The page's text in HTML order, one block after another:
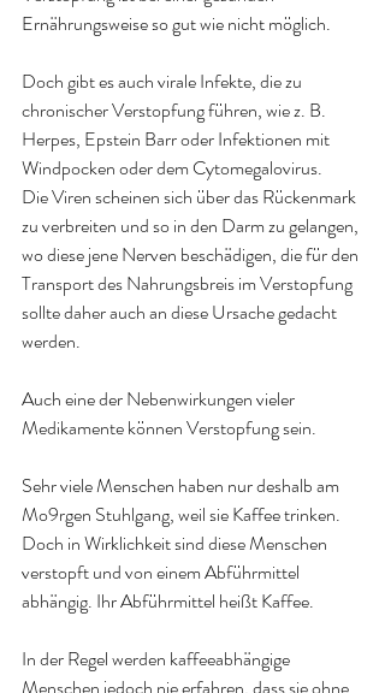
Ernährungsweise so gut wie nicht möglich.
Doch gibt es auch virale Infekte, die zu
chronischer Verstopfung führen, wie z. B.
Herpes, Epstein Barr oder Infektionen mit
Windpocken oder dem Cytomegalovirus.
Die Viren scheinen sich über das Rückenmark
zu verbreiten und so in den Darm zu gelangen,
wo diese jene Nerven beschädigen, die für den
Transport des Nahrungsbreis im Verstopfung
sollte daher auch an diese Ursache gedacht
werden.
Auch eine der Nebenwirkungen vieler
Medikamente können Verstopfung sein.
Sehr viele Menschen haben nur deshalb am
Mo9rgen Stuhlgang, weil sie Kaffee trinken.
Doch in Wirklichkeit sind diese Menschen
verstopft und von einem Abführmittel
abhängig. Ihr Abführmittel heißt Kaffee.
In der Regel werden kaffeeabhängige